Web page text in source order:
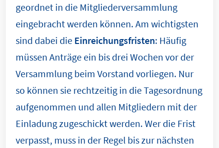
geordnet in die Mitgliederversammlung
eingebracht werden können. Am wichtigsten
sind dabei die Einreichungsfristen: Häufig
müssen Anträge ein bis drei Wochen vor der
Versammlung beim Vorstand vorliegen. Nur
so können sie rechtzeitig in die Tagesordnung
aufgenommen und allen Mitgliedern mit der
Einladung zugeschickt werden. Wer die Frist
verpasst, muss in der Regel bis zur nächsten